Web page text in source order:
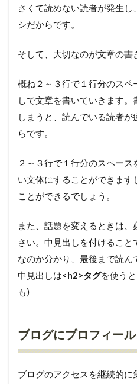
さくて読めない読者が発生
シだからです。
そして、大切なのが文章の書
概ね２～３行で１行分のスペ
しで文章を書いていきます
しまうと、読んでいる読者
らです。
２～３行で１行分のスペース
い文体にすることができま
ことができるでしょう。
また、話題を変えるときは
さい。中見出しを付けるこ
なのか分かり、最後まで読ん
中見出しは<h2>タグを使う
も)
ブログにプロフィー
ブログのアクセスを継続的に